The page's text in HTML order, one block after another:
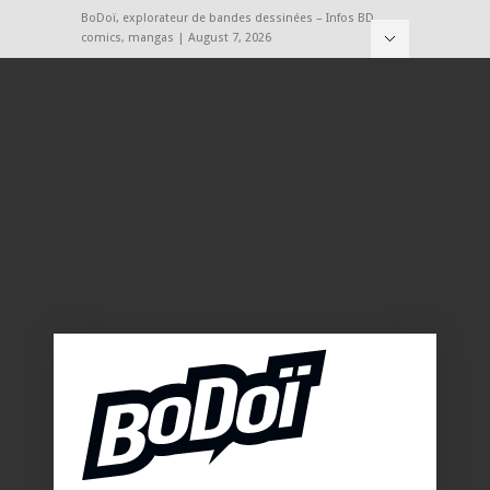
BoDoï, explorateur de bandes dessinées – Infos BD,
comics, mangas | August 7, 2026